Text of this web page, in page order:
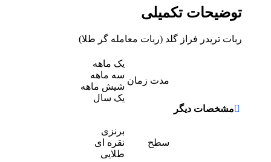
توضیحات تکمیلی
ربات تریدر فراز گلد (ربات معامله گر طلا)
مشخصات دیگر
مدت زمان
یک ماهه
سه ماهه
شیش ماهه
یک سال
سطح
برنزی
نقره ای
طلایی